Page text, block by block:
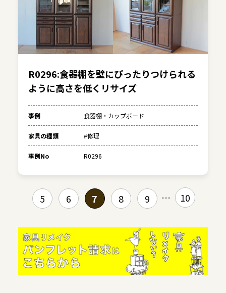
R0296:食器棚を壁にぴったりつけられる
ように高さを低くリサイズ
事例 食器棚・カップボード
家具の種類 #修理
事例No R0296
5 6 7 8 9 10